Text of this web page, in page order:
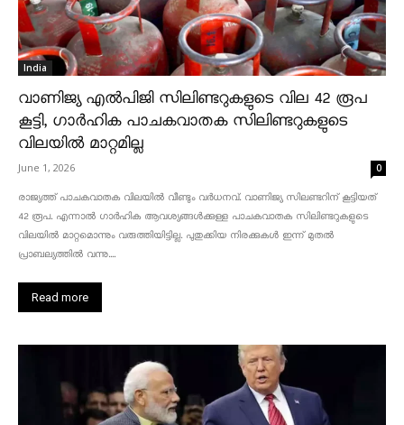
India
വാണിജ്യ എൽപിജി സിലിണ്ടറുകളുടെ വില 42 രൂപ
കൂട്ടി, ഗാർഹിക പാചകവാതക സിലിണ്ടറുകളുടെ
വിലയിൽ മാറ്റമില്ല
June 1, 2026 0
രാജ്യത്ത് പാചകവാതക വിലയിൽ വീണ്ടും വർധനവ്. വാണിജ്യ സിലണ്ടറിന് കൂട്ടിയത്
42 രൂപ. എന്നാൽ ഗാർഹിക ആവശ്യങ്ങൾക്കുള്ള പാചകവാതക സിലിണ്ടറുകളുടെ
വിലയിൽ മാറ്റമൊന്നും വരുത്തിയിട്ടില്ല. പുതുക്കിയ നിരക്കുകൾ ഇന്ന് മുതൽ
പ്രാബല്യത്തിൽ വന്നു....
Read more